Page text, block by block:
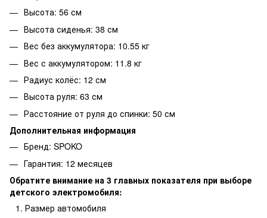
Высота: 56 см
Высота сиденья: 38 см
Вес без аккумулятора: 10.55 кг
Вес с аккумулятором: 11.8 кг
Радиус колёс: 12 см
Высота руля: 63 см
Расстояние от руля до спинки: 50 см
Дополнительная информация
Бренд: SPOKO
Гарантия: 12 месяцев
Обратите внимание на 3 главных показателя при выборе
детского электромобиля:
Размер автомобиля